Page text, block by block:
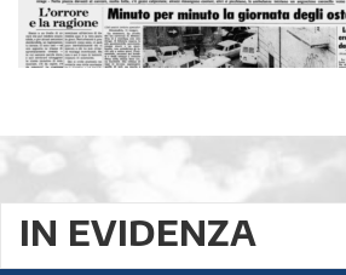
IN EVIDENZA